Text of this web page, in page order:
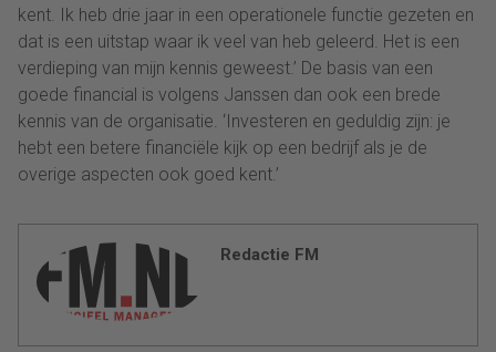
kent. Ik heb drie jaar in een operationele functie gezeten en
dat is een uitstap waar ik veel van heb geleerd. Het is een
verdieping van mijn kennis geweest.’ De basis van een
goede financial is volgens Janssen dan ook een brede
kennis van de organisatie. ‘Investeren en geduldig zijn: je
hebt een betere financiële kijk op een bedrijf als je de
overige aspecten ook goed kent.’
Redactie FM